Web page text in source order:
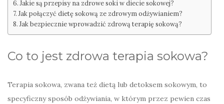
Jakie są przepisy na zdrowe soki w diecie sokowej?
Jak połączyć dietę sokową ze zdrowym odżywianiem?
Jak bezpiecznie wprowadzić zdrową terapię sokową?
Co to jest zdrowa terapia sokowa?
Terapia sokowa, zwana też dietą lub detoksem sokowym, to
specyficzny sposób odżywiania, w którym przez pewien czas